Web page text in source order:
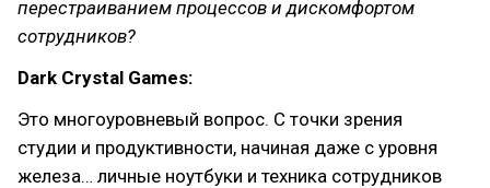
перестраиванием процессов и дискомфортом
сотрудников?
Dark Crystal Games:
Это многоуровневый вопрос. С точки зрения
студии и продуктивности, начиная даже с уровня
железа… личные ноутбуки и техника сотрудников